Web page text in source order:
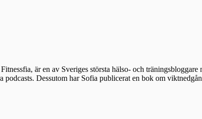
är en av Sveriges största hälso- och
podcasts. Dessutom har Sofia publicerat en bok om